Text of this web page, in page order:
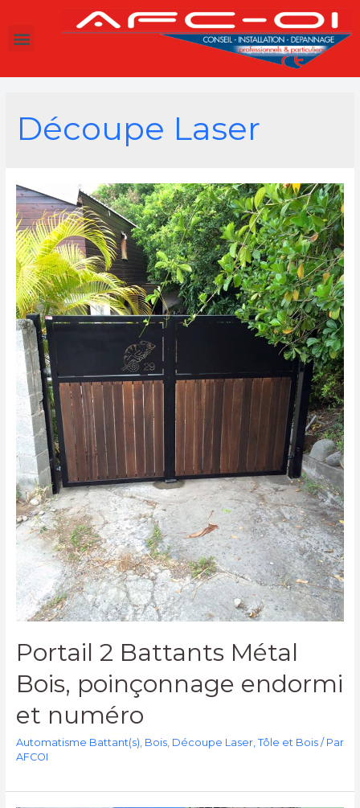
Découpe Laser
Portail 2 Battants Métal
Bois, poinçonnage endormi
et numéro
Automatisme Battant(s), Bois, Découpe Laser, Tôle et Bois/ Par
AFCOI